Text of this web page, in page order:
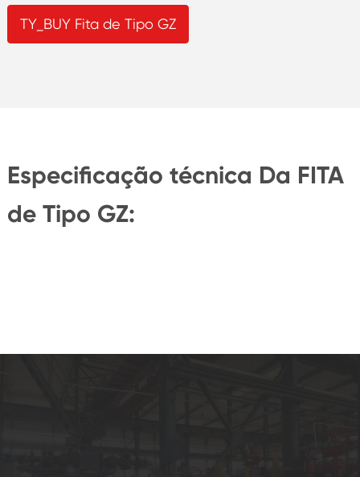
TY_BUY Fita de Tipo GZ
Especificação técnica Da FITA
de Tipo GZ: